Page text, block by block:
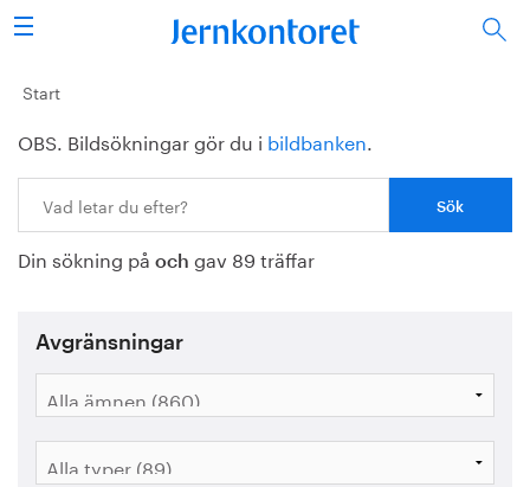
Sök
Stålindustrin
Vision 2050
Forskning/utbildning
Energi/miljö
Vi tycker
Bildbank
Start
OBS. Bildsökningar gör du i bildbanken.
Din sökning på och gav 89 träffar
Avgränsningar